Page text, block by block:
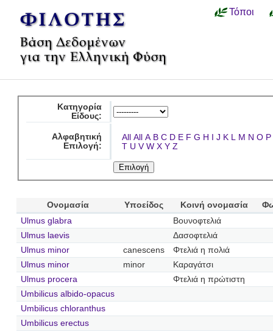
Τόποι
Κατηγορία
Είδους:
Αλφαβητική
Επιλογή:
All All A B C D E F G H I J K L M N O P
T U V W X Y Z
Ονομασία Υποείδος Κοινή ονομασία
Ulmus glabra
Βουνοφτελιά
Ulmus laevis
Δασοφτελιά
Ulmus minor
canescens
Φτελιά η πολιά
Ulmus minor
minor
Καραγάτσι
Ulmus procera
Φτελιά η πρώτιστη
Umbilicus albido-opacus
Umbilicus chloranthus
Umbilicus erectus